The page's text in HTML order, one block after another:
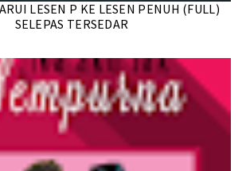
LESEN P KE LESEN PENUH (FULL)
SELEPAS TERSEDAR